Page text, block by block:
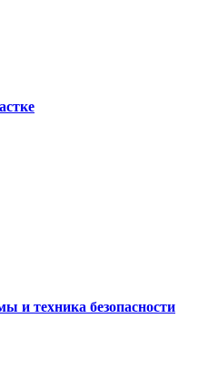
и техника безопасности